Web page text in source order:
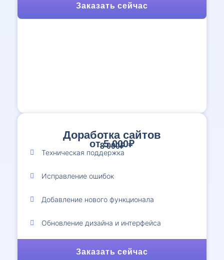
Заказать сейчас
Доработка сайтов
от 5 000₽
8 000₽
Техническая поддержка
Исправление ошибок
Добавление нового функционала
Обновление дизайна и интерфейса
Заказать сейчас